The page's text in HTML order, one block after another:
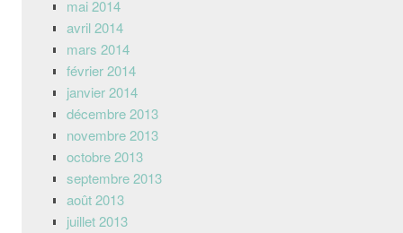
mai 2014
avril 2014
mars 2014
février 2014
janvier 2014
décembre 2013
novembre 2013
octobre 2013
septembre 2013
août 2013
juillet 2013